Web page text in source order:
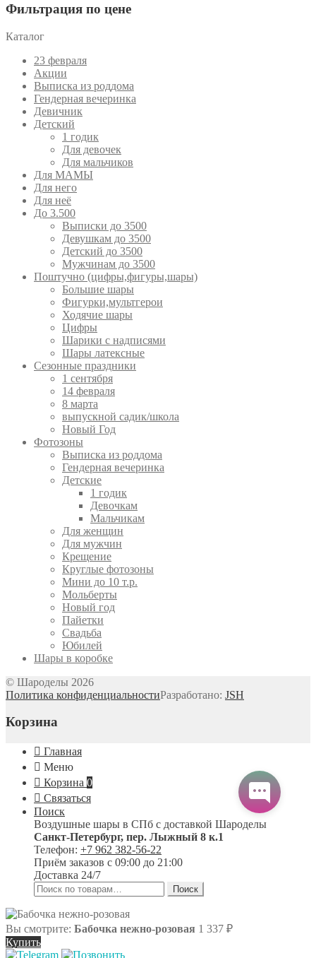
Фильтрация по цене
Каталог
23 февраля
Акции
Выписка из роддома
Гендерная вечеринка
Девичник
Детский
1 годик
Для девочек
Для мальчиков
Для МАМЫ
Для него
Для неё
До 3.500
Выписки до 3500
Девушкам до 3500
Детский до 3500
Мужчинам до 3500
Поштучно (цифры,фигуры,шары)
Большие шары
Фигурки,мультгерои
Ходячие шары
Цифры
Шарики с надписями
Шары латексные
Сезонные праздники
1 сентября
14 февраля
8 марта
выпускной садик/школа
Новый Год
Фотозоны
Выписка из роддома
Гендерная вечеринка
Детские
1 годик
Девочкам
Мальчикам
Для женщин
Для мужчин
Крещение
Круглые фотозоны
Мини до 10 т.р.
Мольберты
Новый год
Пайетки
Свадьба
Юбилей
Шары в коробке
© Шароделы 2026
Политика конфиденциальностиРазработано: JSH
Корзина
Главная
Меню
Корзина 0
Связаться
Поиск
Воздушные шары в СПб с доставкой Шароделы
Санкт-Петербург, пер. Лыжный 8 к.1
Телефон: +7 962 382-56-22
Приём заказов с 09:00 до 21:00
Доставка 24/7
Искать:
Поиск
Вы смотрите: Бабочка нежно-розовая 1 337 ₽
Купить